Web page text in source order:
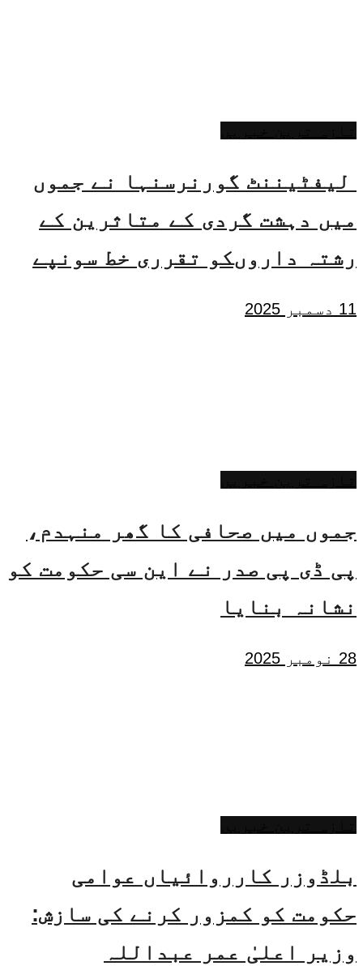
لیفٹیننٹ گورنرسنہا نے جموں
میں دہشت گردی کے متاثرین کے
رشتہ داروںکو تقرری خط سونپے
11 دسمبر 2025
جموں میں صحافی کا گھر منہدم،
پی ڈی پی صدر نے این سی حکومت کو
نشانہ بنایا
28 نومبر 2025
بلڈوزر کارروائیاں عوامی
حکومت کو کمزور کرنے کی سازش:
وزیر اعلیٰ عمر عبداللہ